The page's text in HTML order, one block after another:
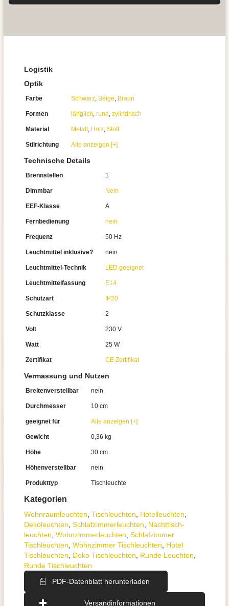
Kategorien
Wohnraum­leuchten Tisch­leuchten Hotelleuchten
Dekoleuchten Schlafzimmer­leuchten
Nachttisch­
leuchten Wohnzimmer­leuchten Schlafzimmer
Tischleuchten Wohnzimmer Tischleuchten
Hotel
Tischleuchten
Deko Tischleuchten Runde Leuchten
Runde Tischleuchten
PDF-Datenblatt herunterladen
Versandinformationen
Logistik
Optik
Farbe Schwarz, Beige, Braun
Formen länglich, rund , zylindrisch
Material Metall , Holz, Stoff
Stilrichtung Alle anzeigen [+]
Technische Details
Brennstellen 1
Dimmbar Nein
EEF-Klasse A
Fernbedienung nein
Frequenz 50 Hz
Leuchtmittel inklusive? nein
Leuchtmittel-Technik LED geeignet
Leuchtmittelfassung E14
Schutzart IP20
Schutzklasse 2
Volt 230 V
Watt 25 W
Zertifikat CE Zertifikat
Vermassung und Nutzen
Breitenverstellbar nein
Durchmesser 10 cm
geeignet für Alle anzeigen [+]
Gewicht 0,36 kg
Höhe 30 cm
Höhenverstellbar nein
Produkttyp Tischleuchte